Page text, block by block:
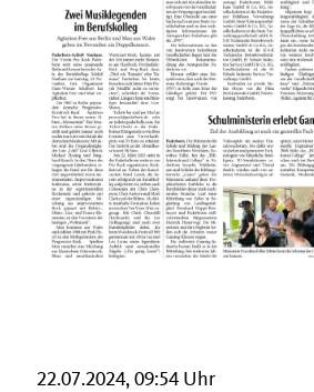
22.07.2024, 09:54 Uhr